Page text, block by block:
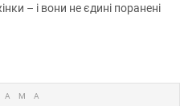
– і вони не єдині поранені